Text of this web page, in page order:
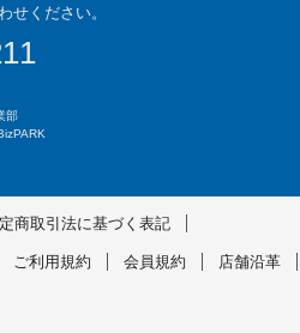
せください。
部
商取引法に基づく表記
ご利用規約 会員規約 店舗沿革